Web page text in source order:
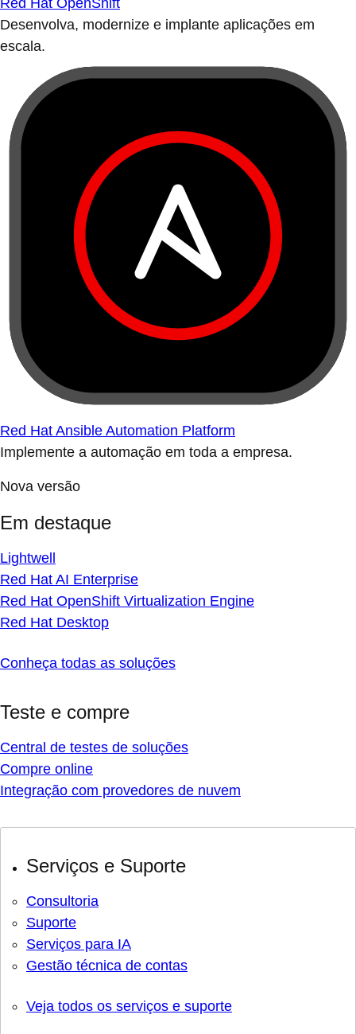
Red Hat OpenShift
Desenvolva, modernize e implante aplicações em
escala.
Red Hat Ansible Automation Platform
Implemente a automação em toda a empresa.
Nova versão
Em destaque
Lightwell
Red Hat AI Enterprise
Red Hat OpenShift Virtualization Engine
Red Hat Desktop
Conheça todas as soluções
Teste e compre
Central de testes de soluções
Compre online
Integração com provedores de nuvem
Serviços e Suporte
Consultoria
Suporte
Serviços para IA
Gestão técnica de contas
Veja todos os serviços e suporte